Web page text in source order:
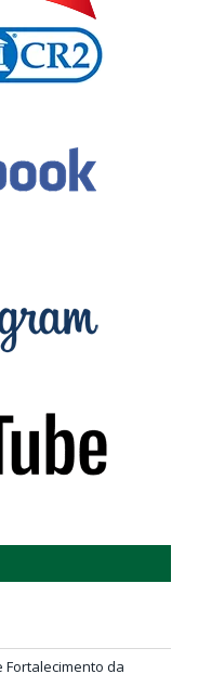
Fortalecimento da